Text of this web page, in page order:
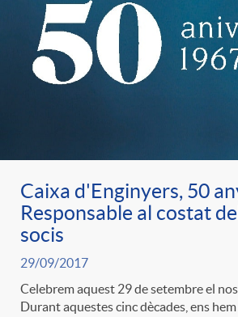
n
s
a
i
e
s
F
i
l
t
n
t
i
Caixa d'Enginyers, 50
Responsable al costat
socis
29/09/2017
Celebrem aquest 29 de setembre el
Durant aquestes cinc dècades, ens